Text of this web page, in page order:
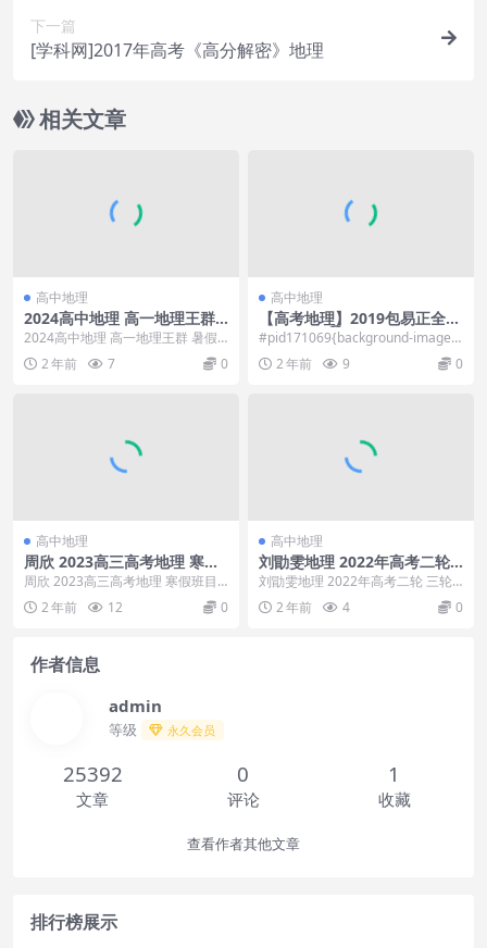
下一篇
[学科网]2017年高考《高分解密》地理
相关文章
高中地理
2024高中地理 高一地理王群
暑假班
2024高中地理 高一地理王群 暑假
班目录：01.【经济与社会】我国财
富生产创造...
2 年前 7 0
高中地理
【高考地理】2019包易正全年
复习联报-①自然地理系统班
#pid171069{background-image:u
rl(\”...
2 年前 9 0
高中地理
周欣 2023高三高考地理 寒假
班
周欣 2023高三高考地理 寒假班目
录：周欣系统一模锦鲤课~1.mp4规
划服务（...
2 年前 12 0
高中地理
刘勖雯地理 2022年高考二轮
三轮
刘勖雯地理 2022年高考二轮 三轮
目录：├─三轮联报│ ├─三论创新
模拟题│ ...
2 年前 4 0
作者信息
admin
等级 永久会员
25392
文章
0
评论
1
收藏
查看作者其他文章
排行榜展示